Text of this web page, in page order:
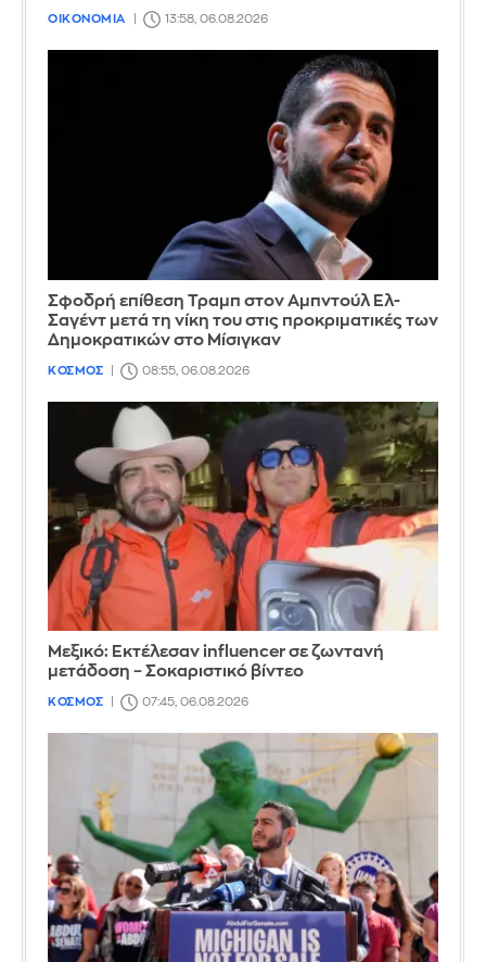
ΟΙΚΟΝΟΜΙΑ 13:58, 06.08.2026
Σφοδρή επίθεση Τραμπ στον Αμπντούλ Ελ-
Σαγέντ μετά τη νίκη του στις προκριματικές των
Δημοκρατικών στο Μίσιγκαν
ΚΟΣΜΟΣ 08:55, 06.08.2026
Μεξικό: Εκτέλεσαν influencer σε ζωντανή
μετάδοση – Σοκαριστικό βίντεο
ΚΟΣΜΟΣ 07:45, 06.08.2026